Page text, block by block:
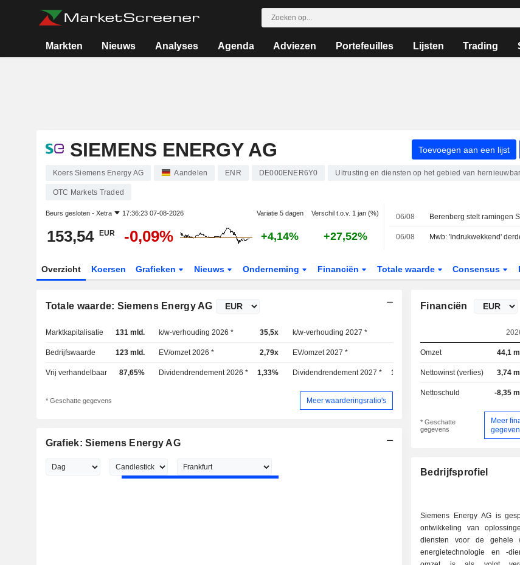
Markten Nieuws Analyses Agenda Adviezen Portefeuilles Lijsten Trading
SIEMENS ENERGY AG Toevoegen aan een lijst
Koers Siemens Energy AG Aandelen ENR DE000ENER6Y0 Uitrusting en diensten op het gebied van
OTC Markets Traded
Beurs gesloten - Xetra 17:36:23 07-08-2026 Variatie 5 dagen Verschil t.o.v. 1 jan (%)
153,54 EUR -0,09% +4,14% +27,52%
06/08
06/08
Overzicht Koersen Grafieken Nieuws Onderneming Financiën Totale waarde Consensus
Totale waarde: Siemens Energy AG
Marktkapitalisatie 131 mld. k/w-verhouding 2026 * 35,5x k/w-verhouding 2027 *
Bedrijfswaarde 123 mld. EV/omzet 2026 * 2,79x EV/omzet 2027 *
Vrij verhandelbaar 87,65% Dividendrendement 2026 * 1,33% Dividendrendement 2027 * 1,79%
* Geschatte gegevens Meer waarderingsratio's
Grafiek: Siemens Energy AG
Financiën
Omzet 44,1
Nettowinst (verlies) 3,74
Nettoschuld -8,35
* Geschatte
gegevens
Meer
Bedrijfsprofiel
Siemens Energy AG is
ontwikkeling van
diensten voor de gehele
energietechnologie en -